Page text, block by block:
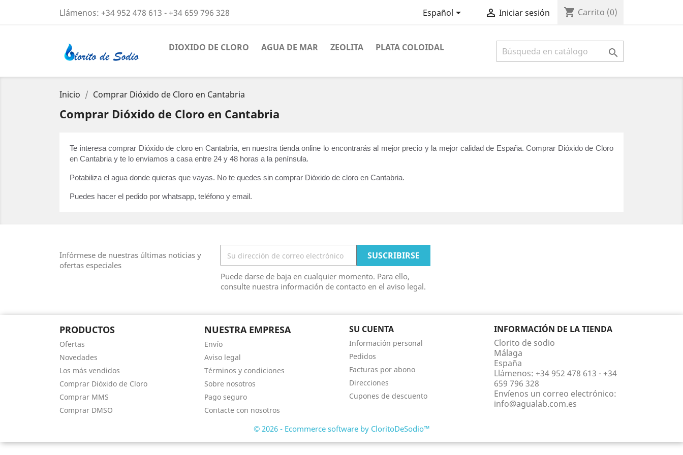
Llámenos: +34 952 478 613 - +34 659 796 328 Español  Iniciar sesión shopping_cart Carrito (0)
DIOXIDO DE CLORO AGUA DE MAR ZEOLITA PLATA COLOIDAL 
Inicio Comprar Dióxido de Cloro en Cantabria
Comprar Dióxido de Cloro en Cantabria
Te interesa comprar Dióxido de cloro en Cantabria, en nuestra tienda online lo encontrarás al mejor precio y la mejor calidad de España. Comprar Dióxido de Cloro
en Cantabria y te lo enviamos a casa entre 24 y 48 horas a la península.
Potabiliza el agua donde quieras que vayas. No te quedes sin comprar Dióxido de cloro en Cantabria.
Puedes hacer el pedido por whatsapp, teléfono y email.
Infórmese de nuestras últimas noticias y
ofertas especiales
Puede darse de baja en cualquier momento. Para ello,
consulte nuestra información de contacto en el aviso legal.
PRODUCTOS
Ofertas
Novedades
Los más vendidos
Comprar Dióxido de Cloro
Comprar MMS
Comprar DMSO
NUESTRA EMPRESA
Envío
Aviso legal
Términos y condiciones
Sobre nosotros
Pago seguro
Contacte con nosotros
SU CUENTA
Información personal
Pedidos
Facturas por abono
Direcciones
Cupones de descuento
INFORMACIÓN DE LA TIENDA
Clorito de sodio
Málaga
España
Llámenos: +34 952 478 613 - +34
659 796 328
Envíenos un correo electrónico:
info@agualab.com.es
© 2026 - Ecommerce software by CloritoDeSodio™